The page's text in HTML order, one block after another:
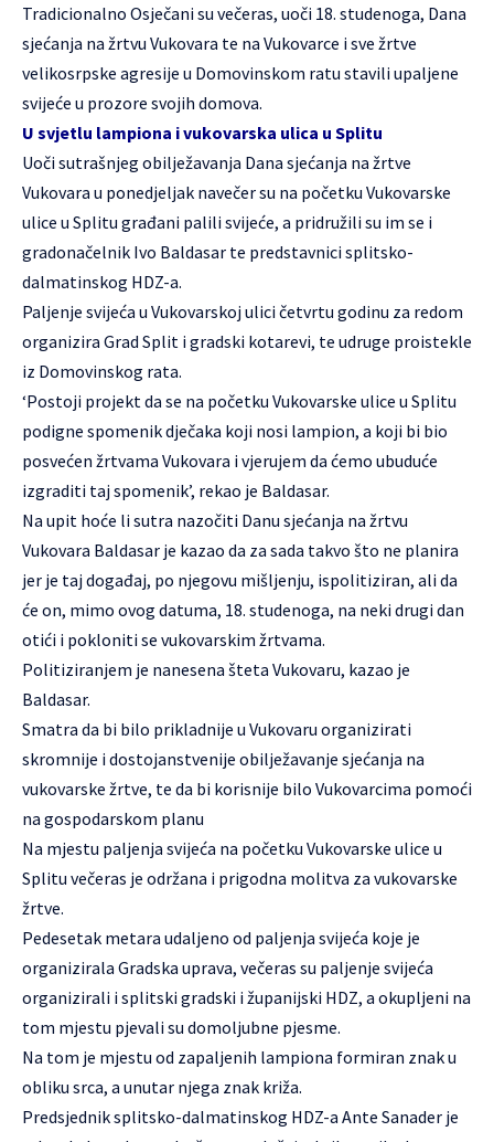
Tradicionalno Osječani su večeras, uoči 18. studenoga, Dana
sjećanja na žrtvu Vukovara te na Vukovarce i sve žrtve
velikosrpske agresije u Domovinskom ratu stavili upaljene
svijeće u prozore svojih domova.
U svjetlu lampiona i vukovarska ulica u Splitu
Uoči sutrašnjeg obilježavanja Dana sjećanja na žrtve
Vukovara u ponedjeljak navečer su na početku Vukovarske
ulice u Splitu građani palili svijeće, a pridružili su im se i
gradonačelnik Ivo Baldasar te predstavnici splitsko-
dalmatinskog HDZ-a.
Paljenje svijeća u Vukovarskoj ulici četvrtu godinu za redom
organizira Grad Split i gradski kotarevi, te udruge proistekle
iz Domovinskog rata.
‘Postoji projekt da se na početku Vukovarske ulice u Splitu
podigne spomenik dječaka koji nosi lampion, a koji bi bio
posvećen žrtvama Vukovara i vjerujem da ćemo ubuduće
izgraditi taj spomenik’, rekao je Baldasar.
Na upit hoće li sutra nazočiti Danu sjećanja na žrtvu
Vukovara Baldasar je kazao da za sada takvo što ne planira
jer je taj događaj, po njegovu mišljenju, ispolitiziran, ali da
će on, mimo ovog datuma, 18. studenoga, na neki drugi dan
otići i pokloniti se vukovarskim žrtvama.
Politiziranjem je nanesena šteta Vukovaru, kazao je
Baldasar.
Smatra da bi bilo prikladnije u Vukovaru organizirati
skromnije i dostojanstvenije obilježavanje sjećanja na
vukovarske žrtve, te da bi korisnije bilo Vukovarcima pomoći
na gospodarskom planu
Na mjestu paljenja svijeća na početku Vukovarske ulice u
Splitu večeras je održana i prigodna molitva za vukovarske
žrtve.
Pedesetak metara udaljeno od paljenja svijeća koje je
organizirala Gradska uprava, večeras su paljenje svijeća
organizirali i splitski gradski i županijski HDZ, a okupljeni na
tom mjestu pjevali su domoljubne pjesme.
Na tom je mjestu od zapaljenih lampiona formiran znak u
obliku srca, a unutar njega znak križa.
Predsjednik splitsko-dalmatinskog HDZ-a Ante Sanader je